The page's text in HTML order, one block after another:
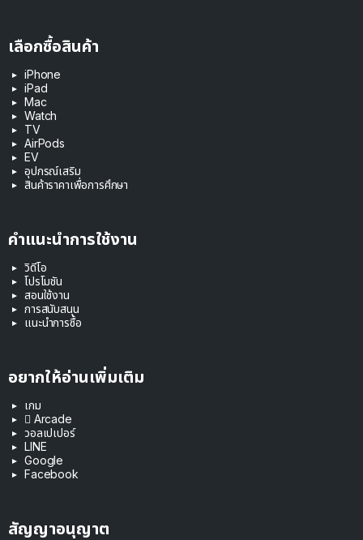
เลือกซื้อสินค้า
iPhone
iPad
Mac
Watch
TV
AirPods
EV
อุปกรณ์เสริม
สินค้าราคาเพื่อการศึกษา
คำแนะนำการใช้งาน
วิดีโอ
โปรโมชัน
สอนใช้งาน
การสนับสนุน
แนะนำการซื้อ
อยากให้อ่านเพิ่มเติม
เกม
 Arcade
วอลเปเปอร์
LINE
Google
Facebook
สัญญาอนุญาต